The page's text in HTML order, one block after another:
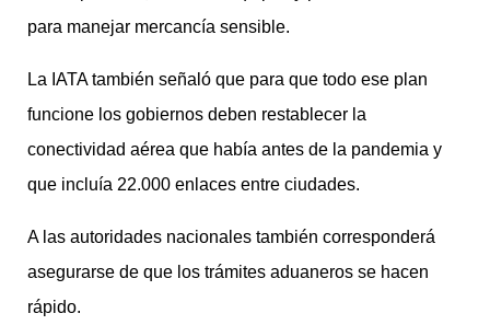
para manejar mercancía sensible.
La IATA también señaló que para que todo ese plan
funcione los gobiernos deben restablecer la
conectividad aérea que había antes de la pandemia y
que incluía 22.000 enlaces entre ciudades.
A las autoridades nacionales también corresponderá
asegurarse de que los trámites aduaneros se hacen
rápido.